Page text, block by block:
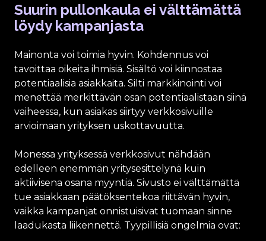
Suurin pullonkaula ei välttämättä
löydy kampanjasta
Mainonta voi toimia hyvin. Kohdennus voi
tavoittaa oikeita ihmisiä. Sisältö voi kiinnostaa
potentiaalisia asiakkaita. Silti markkinointi voi
menettää merkittävän osan potentiaalistaan siinä
vaiheessa, kun asiakas siirtyy verkkosivuille
arvioimaan yrityksen uskottavuutta.
Monessa yrityksessä verkkosivut nähdään
edelleen enemmän yritysesittelynä kuin
aktiivisena osana myyntiä. Sivusto ei välttämättä
tue asiakkaan päätöksentekoa riittävän hyvin,
vaikka kampanjat onnistuisivat tuomaan sinne
laadukasta liikennettä. Tyypillisiä ongelmia ovat: